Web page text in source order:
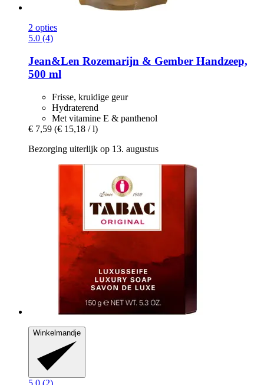
2 opties
5.0 (4)
Jean&Len Rozemarijn & Gember Handzeep,
500 ml
Frisse, kruidige geur
Hydraterend
Met vitamine E & panthenol
€ 7,59 (€ 15,18 / l)
Bezorging uiterlijk op 13. augustus
Winkelmandje
5.0 (2)